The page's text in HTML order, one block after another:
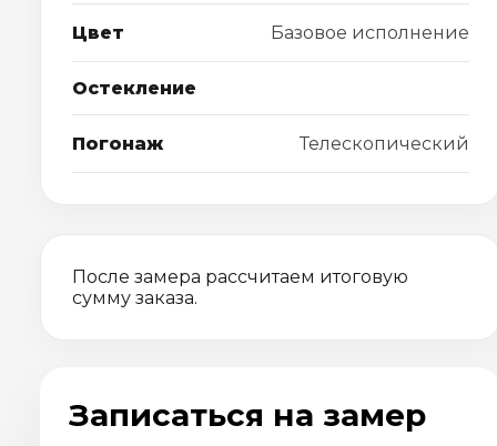
Цвет Базовое исполнение
Остекление
Погонаж Телескопический
После замера рассчитаем итоговую
сумму заказа.
Записаться на замер